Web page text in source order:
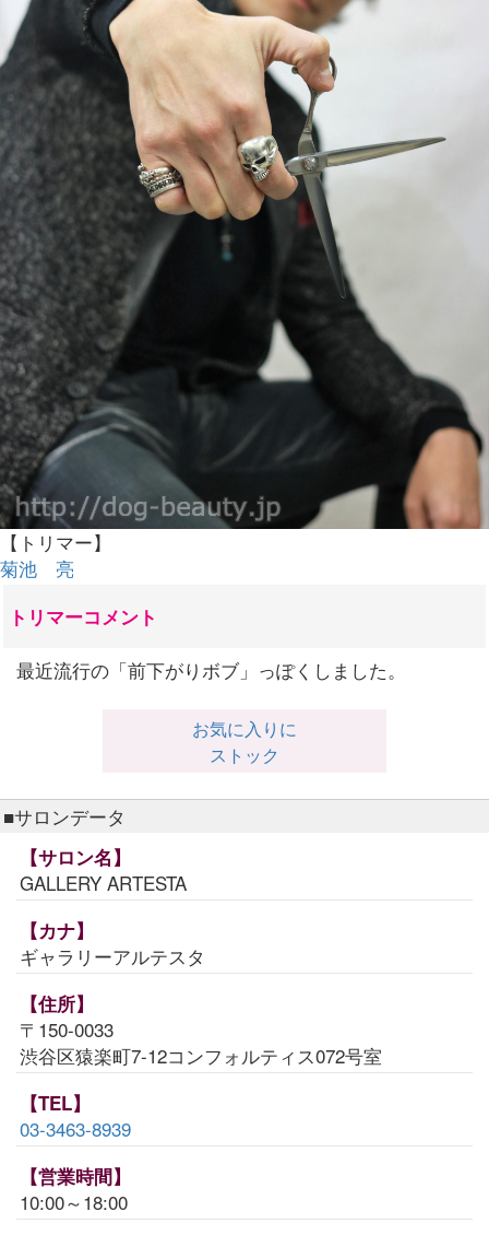
【トリマー】
菊池 亮
トリマーコメント
最近流行の「前下がりボブ」っぽくしました。
お気に入りに
ストック
■サロンデータ
【サロン名】
GALLERY ARTESTA
【カナ】
ギャラリーアルテスタ
【住所】
〒150-0033
渋谷区猿楽町7-12コンフォルティス072号室
【TEL】
03-3463-8939
【営業時間】
10:00～18:00